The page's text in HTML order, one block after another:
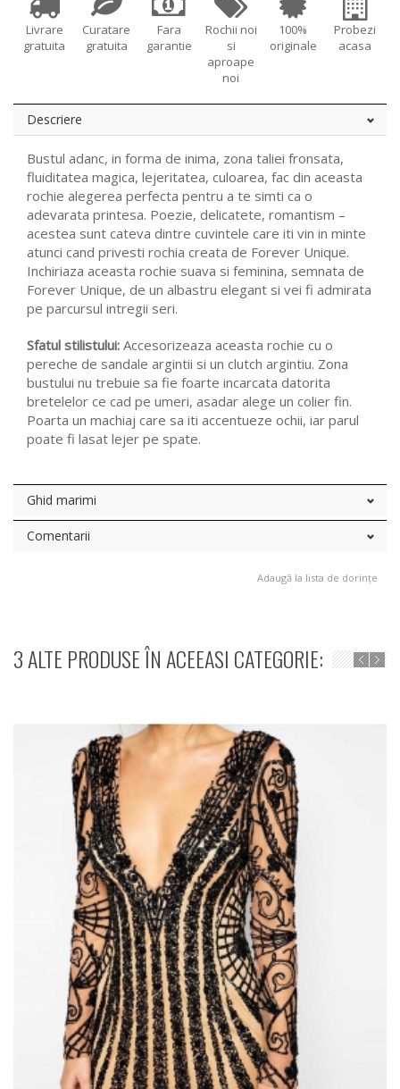
Livrare
gratuita
Curatare
gratuita
Fara
garantie
Rochii noi
si
aproape
noi
100%
originale
Probezi
acasa
Descriere
Bustul adanc, in forma de inima, zona taliei fronsata,
fluiditatea magica, lejeritatea, culoarea, fac din aceasta
rochie alegerea perfecta pentru a te simti ca o
adevarata printesa. Poezie, delicatete, romantism –
acestea sunt cateva dintre cuvintele care iti vin in minte
atunci cand privesti rochia creata de Forever Unique.
Inchiriaza aceasta rochie suava si feminina, semnata de
Forever Unique, de un albastru elegant si vei fi admirata
pe parcursul intregii seri.
Sfatul stilistului: Accesorizeaza aceasta rochie cu o
pereche de sandale argintii si un clutch argintiu. Zona
bustului nu trebuie sa fie foarte incarcata datorita
bretelelor ce cad pe umeri, asadar alege un colier fin.
Poarta un machiaj care sa iti accentueze ochii, iar parul
poate fi lasat lejer pe spate.
Ghid marimi
Comentarii
Adaugă la lista de dorințe
3 ALTE PRODUSE ÎN ACEEASI CATEGORIE: